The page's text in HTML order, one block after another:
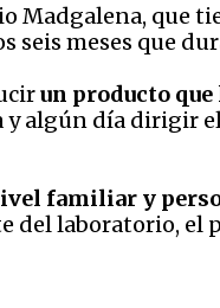
Madgalena, que
seis meses que
un producto
algún día dirigir
familiar y
del laboratorio,